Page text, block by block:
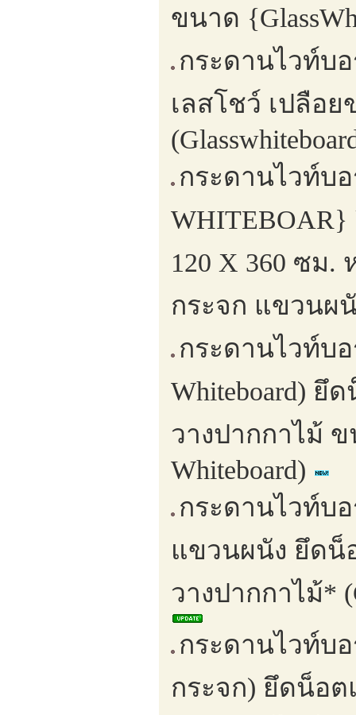
ขนาด
กระดานไวท์บ
เลสโชว์ เปลือ
กระดานไวท์บ
120 X 360 ซม.
กระจก แขวนผ
กระดานไวท์บ
Whiteboard) ยึ
วางปากกาไม้ ข
Whiteboard)
กระดานไวท์บ
แขวนผนัง ยึดน็
วางปากกาไม้*
กระดานไวท์บ
กระจก) ยึดน็อต